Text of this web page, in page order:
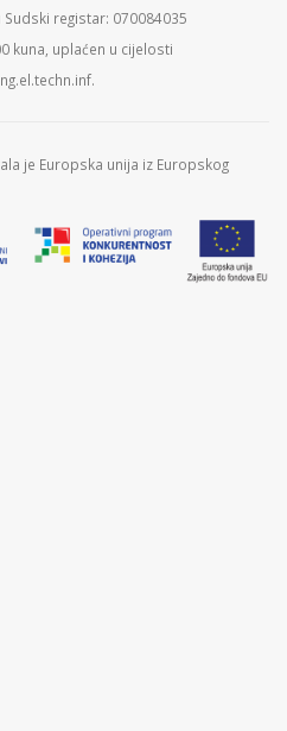
registar: 070084035
kuna, uplaćen u cijelosti
je Europska unija iz Europskog